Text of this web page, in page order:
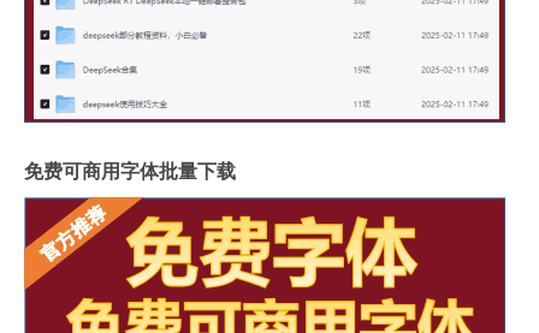
免费可商用字体批量下载